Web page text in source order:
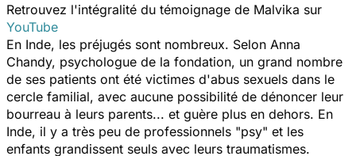
Retrouvez l'intégralité du témoignage de Malvika sur
YouTube
En Inde, les préjugés sont nombreux. Selon Anna
Chandy, psychologue de la fondation, un grand nombre
de ses patients ont été victimes d'abus sexuels dans le
cercle familial, avec aucune possibilité de dénoncer leur
bourreau à leurs parents... et guère plus en dehors. En
Inde, il y a très peu de professionnels "psy" et les
enfants grandissent seuls avec leurs traumatismes.